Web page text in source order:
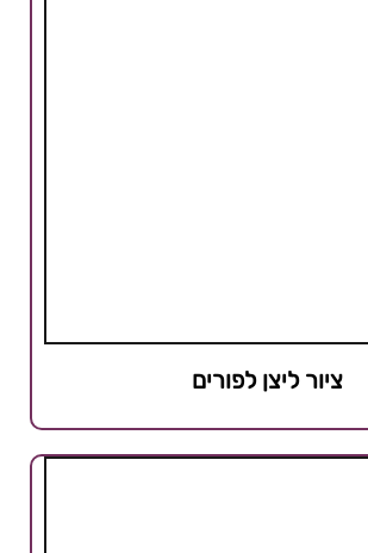
ציור ליצן לפורים